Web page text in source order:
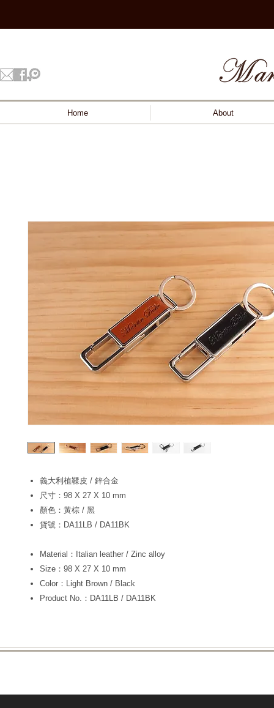
義大利植鞣皮 / 鋅合金
尺寸：98 X 27 X 10 mm
顏色：黃棕 / 黑
貨號：DA11LB / DA11BK
Material：Italian leather / Zinc alloy
Size：98 X 27 X 10 mm
Color：Light Brown / Black
Product No.：DA11LB / DA11BK
Home About